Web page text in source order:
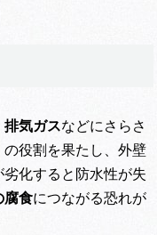
排気ガスなどにさらさ
役割を果たし、外壁
化すると防水性が失
腐食につながる恐れが